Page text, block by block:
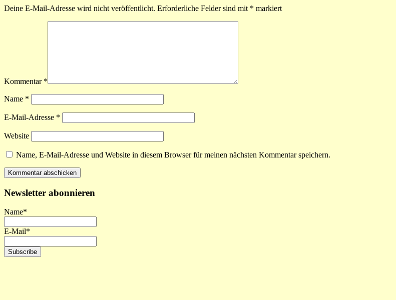
Deine E-Mail-Adresse wird nicht veröffentlicht. Erforderliche Felder sind mit * markiert
Kommentar *
Name *
E-Mail-Adresse *
Website
Name, E-Mail-Adresse und Website in diesem Browser für meinen nächsten Kommentar speichern.
Newsletter abonnieren
Name*
E-Mail*